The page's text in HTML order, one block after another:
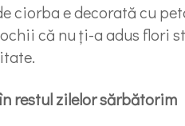
ciorba e decorată cu
că nu ți-a adus flori
restul zilelor sărbătorim